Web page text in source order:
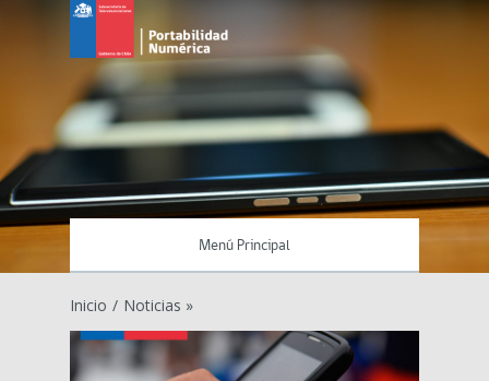
Menú Principal
Inicio / Noticias »